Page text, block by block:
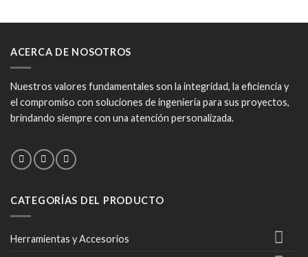
ACERCA DE NOSOTROS
Nuestros valores fundamentales son la integridad, la eficiencia y
el compromiso con soluciones de ingeniería para sus proyectos,
brindando siempre con una atención personalizada.
CATEGORÍAS DEL PRODUCTO
Herramientas y Accesorios